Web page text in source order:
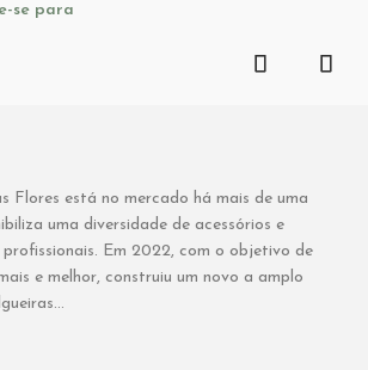
se para
Flores está no mercado há mais de uma
uma diversidade de acessórios e
Em 2022, com o objetivo de
e melhor, construiu um novo a amplo